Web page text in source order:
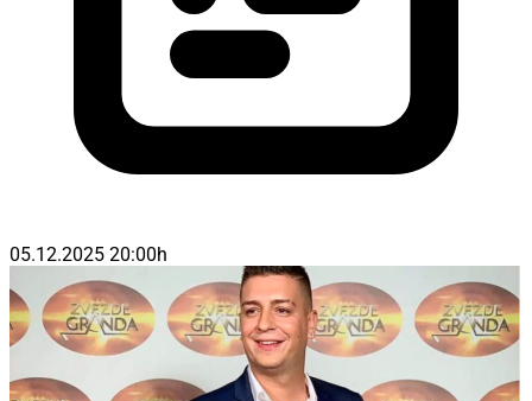
05.12.2025 20:00h